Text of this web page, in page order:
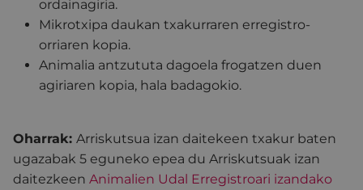
ordainagiria.
Mikrotxipa daukan txakurraren erregistro-
orriaren kopia.
Animalia antzututa dagoela frogatzen duen
agiriaren kopia, hala badagokio.
Oharrak: Arriskutsua izan daitekeen txakur baten
ugazabak 5 eguneko epea du Arriskutsuak izan
daitezkeen Animalien Udal Erregistroari izandako